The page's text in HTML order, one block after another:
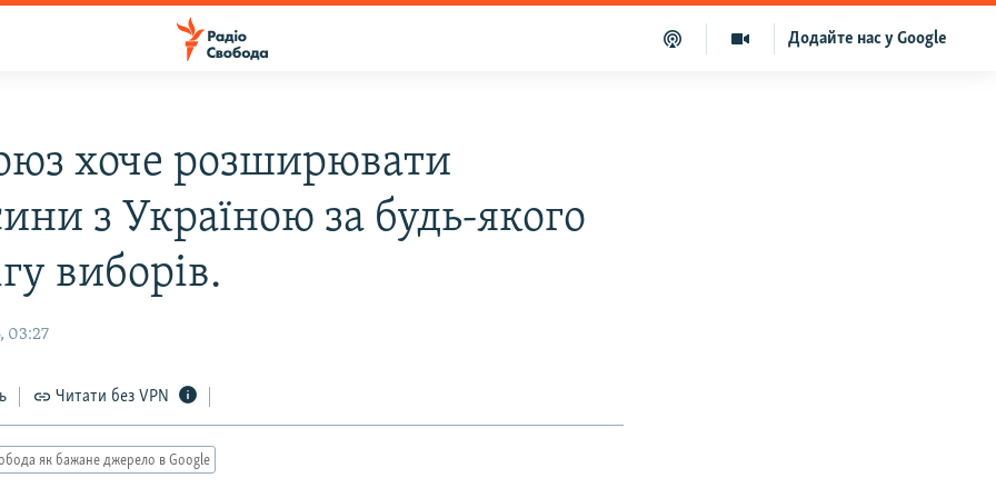
Додайте нас у Google
хоче розширювати
з Україною за будь-якого
виборів.
03:27
Читати без VPN
як бажане джерело в Google